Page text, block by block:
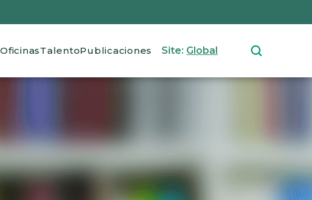
OficinasTalentoPublicaciones Site: Global